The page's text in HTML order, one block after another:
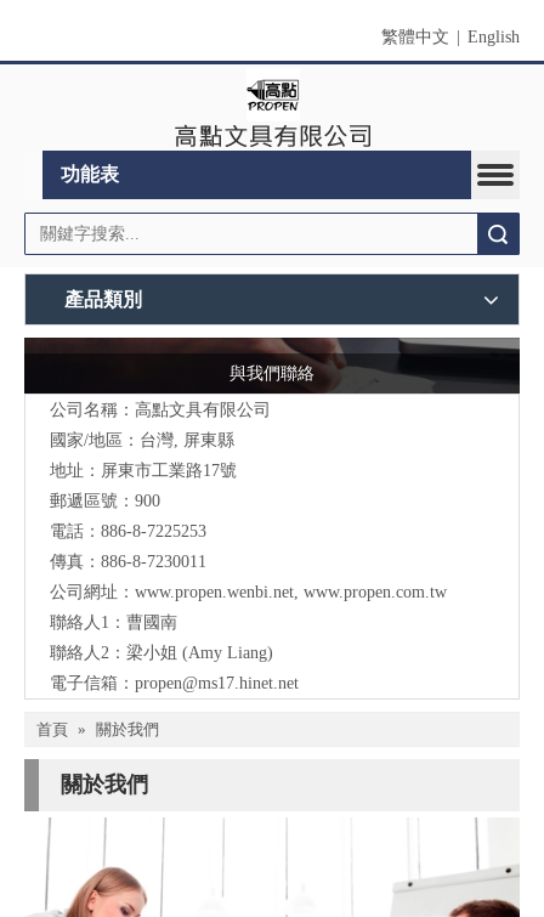
繁體中文 English
功能表
產品類別
與我們聯絡
公司名稱：高點文具有限公司
國家/地區：台灣, 屏東縣
地址： 屏東市工業路17號
郵遞區號：900
電話：886-8-7225253
傳真：886-8-7230011
公司網址： www.propen.wenbi.net www.propen.com.tw
聯絡人1：曹國南
聯絡人2：梁小姐 (Amy Liang)
電子信箱： propen@ms17.hinet.net
首頁 » 關於我們
關於我們